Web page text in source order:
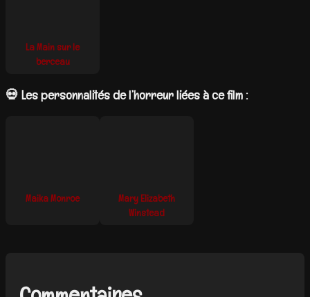
La Main sur le
berceau
💀 Les personnalités de l’horreur liées à ce film :
Maika Monroe
Mary Elizabeth
Winstead